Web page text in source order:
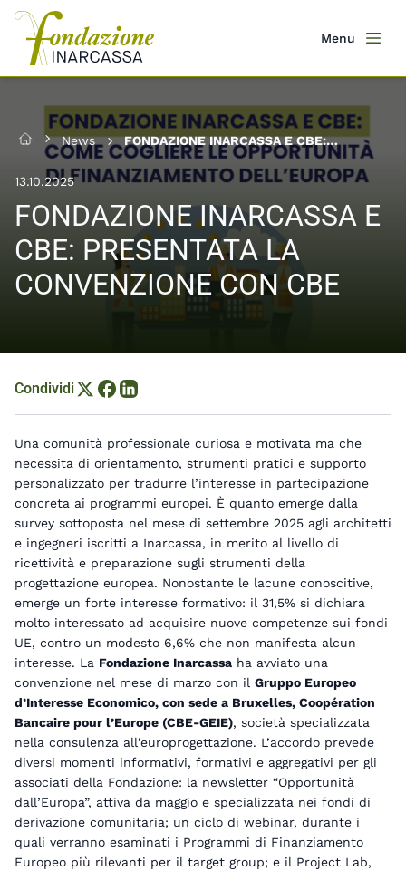
Salta
contenuto
principale
Menu
Home News
FONDAZIONE INARCASSA E CBE:
PRESENTATA LA CONVENZIONE CON CBE
13.10.2025
FONDAZIONE INARCASSA E
CBE: PRESENTATA LA
CONVENZIONE CON CBE
Condividi
Condividi su X
Condividi su Facebook
Condividi su LinkedIn
Una comunità professionale curiosa e motivata ma che
necessita di orientamento, strumenti pratici e supporto
personalizzato per tradurre l’interesse in partecipazione
concreta ai programmi europei. È quanto emerge dalla
survey sottoposta nel mese di settembre 2025 agli architetti
e ingegneri iscritti a Inarcassa, in merito al livello di
ricettività e preparazione sugli strumenti della
progettazione europea. Nonostante le lacune conoscitive,
emerge un forte interesse formativo: il 31,5% si dichiara
molto interessato ad acquisire nuove competenze sui fondi
UE, contro un modesto 6,6% che non manifesta alcun
interesse. La Fondazione Inarcassa ha avviato una
convenzione nel mese di marzo con il Gruppo Europeo
d’Interesse Economico, con sede a Bruxelles, Coopération
Bancaire pour l’Europe (CBE-GEIE), società specializzata
nella consulenza all’europrogettazione. L’accordo prevede
diversi momenti informativi, formativi e aggregativi per gli
associati della Fondazione: la newsletter “Opportunità
dall’Europa”, attiva da maggio e specializzata nei fondi di
derivazione comunitaria; un ciclo di webinar, durante i
quali verranno esaminati i Programmi di Finanziamento
Europeo più rilevanti per il target group; e il Project Lab,